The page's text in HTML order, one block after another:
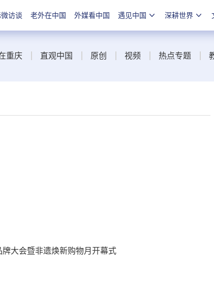
访谈 老外在中国 外媒看中国 遇见中国 深耕世界
重庆 直观中国 原创 视频 热点专题
牌大会暨非遗焕新购物月开幕式